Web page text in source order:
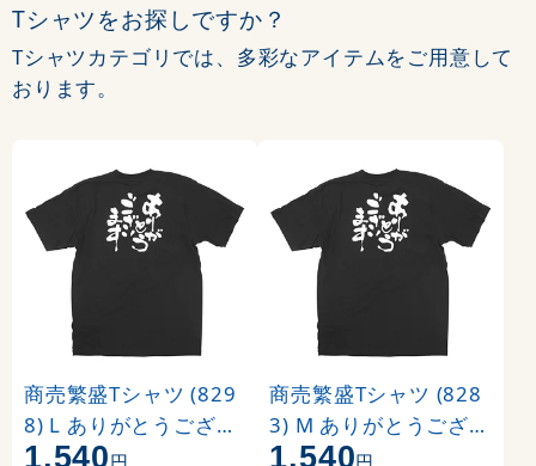
Tシャツをお探しですか？
Tシャツカテゴリでは、多彩なアイテムをご用意して
おります。
商売繁盛Tシャツ (829
8) L ありがとうござい
ます (ブラック)
1,540
商売繁盛Tシャツ (828
3) M ありがとうござい
ます (ブラック)
1,540